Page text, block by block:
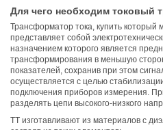
Для чего необходим токовый
Трансформатор тока, купить который
представляет собой
назначением которого является
трансформирования в меньшую
показателей, сохранив при этом
осуществляется с целью
подключения приборов измерения.
разделять цепи высокого-низкого
ТТ изготавливают из материалов с